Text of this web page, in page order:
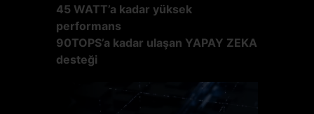
45 WATT’a kadar yüksek
performans
90TOPS’a kadar ulaşan YAPAY ZEKA
desteği